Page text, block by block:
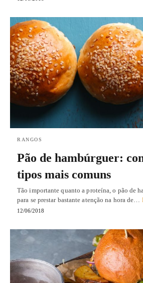
RANGOS
Pão de hambúrguer:
tipos mais comuns
Tão importante quanto a proteína, o pão de
para se prestar bastante atenção na hora de…
12/06/2018